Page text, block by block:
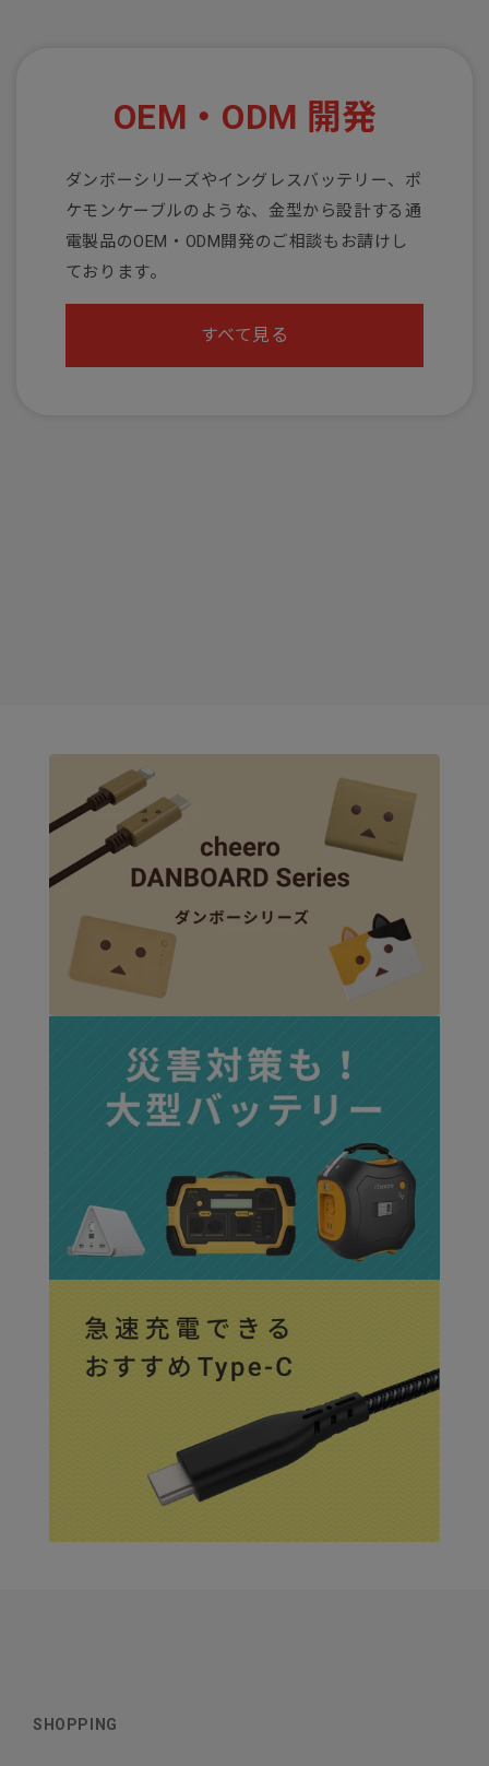
OEM・ODM 開発
ダンボーシリーズやイングレスバッテリー、ポ
ケモンケーブルのような、金型から設計する通
電製品のOEM・ODM開発のご相談もお請けし
ております。
すべて見る
SHOPPING